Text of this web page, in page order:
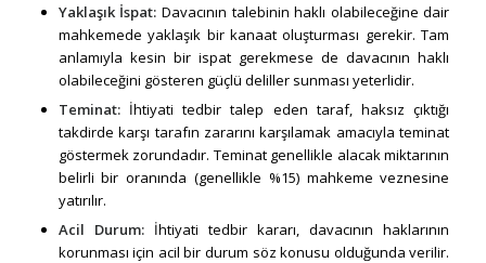
Yaklaşık İspat: Davacının talebinin haklı olabileceğine dair
mahkemede yaklaşık bir kanaat oluşturması gerekir. Tam
anlamıyla kesin bir ispat gerekmese de davacının haklı
olabileceğini gösteren güçlü deliller sunması yeterlidir.
Teminat:İhtiyati tedbir talep eden taraf, haksız çıktığı
takdirde karşı tarafın zararını karşılamak amacıyla teminat
göstermek zorundadır. Teminat genellikle alacak miktarının
belirli bir oranında (genellikle %15) mahkeme veznesine
yatırılır.
Acil Durum:İhtiyati tedbir kararı, davacının haklarının
korunması için acil bir durum söz konusu olduğunda verilir.